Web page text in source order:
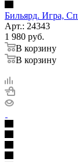
Бильярд. Игра,
Арт.: 24343
1 980 руб.
В корзину
В корзину